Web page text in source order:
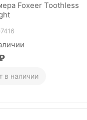
Foxeer Toothless
в наличии